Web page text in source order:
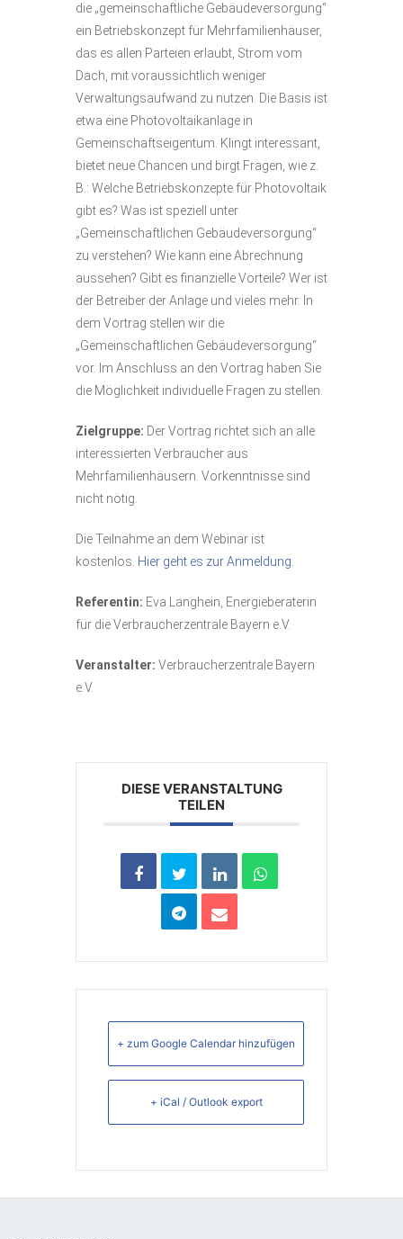
die „gemeinschaftliche Gebäudeversorgung“
ein Betriebskonzept für Mehrfamilienhäuser,
das es allen Parteien erlaubt, Strom vom
Dach, mit voraussichtlich weniger
Verwaltungsaufwand zu nutzen. Die Basis ist
etwa eine Photovoltaikanlage in
Gemeinschaftseigentum. Klingt interessant,
bietet neue Chancen und birgt Fragen, wie z.
B.: Welche Betriebskonzepte für Photovoltaik
gibt es? Was ist speziell unter
„Gemeinschaftlichen Gebäudeversorgung“
zu verstehen? Wie kann eine Abrechnung
aussehen? Gibt es finanzielle Vorteile? Wer ist
der Betreiber der Anlage und vieles mehr. In
dem Vortrag stellen wir die
„Gemeinschaftlichen Gebäudeversorgung“
vor. Im Anschluss an den Vortrag haben Sie
die Möglichkeit individuelle Fragen zu stellen.
Zielgruppe: Der Vortrag richtet sich an alle
interessierten Verbraucher aus
Mehrfamilienhäusern. Vorkenntnisse sind
nicht nötig.
Die Teilnahme an dem Webinar ist
kostenlos. Hier geht es zur Anmeldung.
Referentin: Eva Langhein, Energieberaterin
für die Verbraucherzentrale Bayern e.V.
Veranstalter: Verbraucherzentrale Bayern
e.V.
DIESE VERANSTALTUNG
TEILEN
+ zum Google Calendar hinzufügen
+ iCal / Outlook export